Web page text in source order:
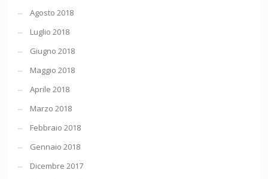
Agosto 2018
Luglio 2018
Giugno 2018
Maggio 2018
Aprile 2018
Marzo 2018
Febbraio 2018
Gennaio 2018
Dicembre 2017